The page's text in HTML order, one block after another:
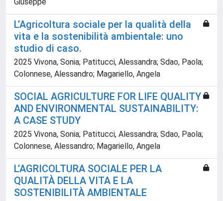
Giuseppe
L’Agricoltura sociale per la qualità della
vita e la sostenibilità ambientale: uno
studio di caso.
2025 Vivona, Sonia; Patitucci, Alessandra; Sdao, Paola;
Colonnese, Alessandro; Magariello, Angela
SOCIAL AGRICULTURE FOR LIFE QUALITY
AND ENVIRONMENTAL SUSTAINABILITY:
A CASE STUDY
2025 Vivona, Sonia; Patitucci, Alessandra; Sdao, Paola;
Colonnese, Alessandro; Magariello, Angela
L’AGRICOLTURA SOCIALE PER LA
QUALITÀ DELLA VITA E LA
SOSTENIBILITÀ AMBIENTALE